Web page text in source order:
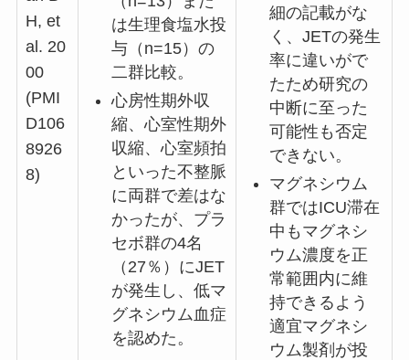
H, et
al. 20
00
(PMI
D106
8926
8)
は生理食塩水投
与（n=15）の
二群比較。
心房性期外収
縮、心室性期外
収縮、心室頻拍
といった不整脈
に両群で差はな
かったが、プラ
セボ群の4名
（27％）にJET
が発生し、低マ
グネシウム血症
を認めた。
細の記載がな
く、JETの発生
率に違いがで
たため研究の
中断に至った
可能性も否定
できない。
マグネシウム
群ではICU滞在
中もマグネシ
ウム濃度を正
常範囲内に維
持できるよう
適宜マグネシ
ウム製剤が投